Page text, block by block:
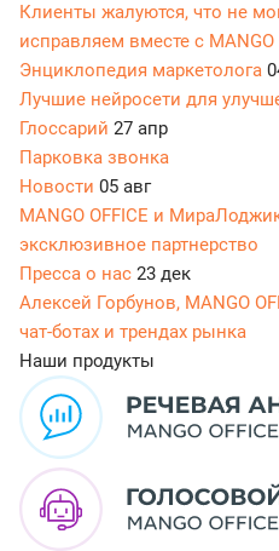
Клиенты жалуются, что не
исправляем вместе с MANGO
Энциклопедия маркетолога
Лучшие нейросети для
Глоссарий 27 апр
Парковка звонка
Новости 05 авг
MANGO OFFICE и
эксклюзивное партнерство
Пресса о нас 23 дек
Алексей Горбунов, MANGO
чат-ботах и трендах рынка
Наши продукты